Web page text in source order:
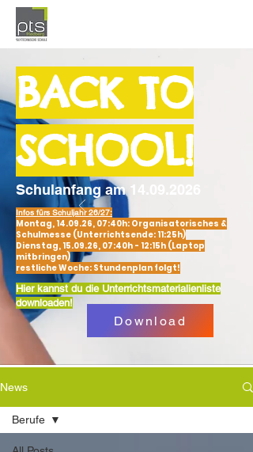
BACK TO
SCHOOL!
Schulanfang am 14.09.2026
Infos fürs Schuljahr 26/27:
Montag, 14.09.26, 07:40h: Organisatorisches &
Schulmesse (Unterrichtsende: 11:25h)
Dienstag, 15.09.26, 07:40h - 12:15h (Laptop
mitbringen)
restliche Woche: Stundenplan folgt!
Hier kannst du die Unterrichtsmaterialienliste
downloaden!
Download
News
Berufe